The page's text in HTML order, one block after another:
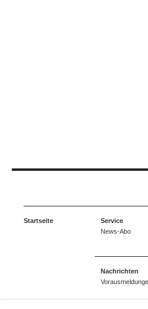
Startseite
Service
News-Abo
Nachrichten